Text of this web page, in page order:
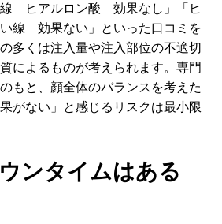
線 ヒアルロン酸 効果なし」「ヒ
線 効果ない」といった口コミを
多くは注入量や注入部位の不適切
によるものが考えられます。専門
もと、顔全体のバランスを考えた
がない」と感じるリスクは最小限
ンタイムはある